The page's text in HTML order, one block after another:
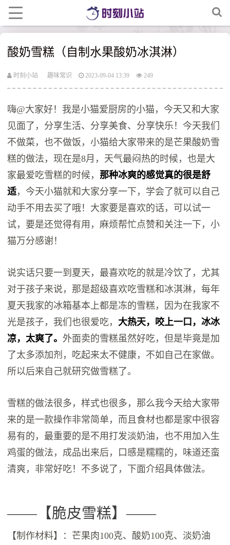
酸奶雪糕（自制水果酸奶冰淇淋）
时刻小站 趣味常识 2023-09-04 13:39 249
嗨@大家好！我是小猫爱厨房的小猫，今天又和大家
见面了，分享生活、分享美食、分享快乐！今天我们
不做菜，也不做饭，小猫给大家带来的是芒果酸奶雪
糕的做法，现在是8月，天气最闷热的时候，也是大
家最爱吃雪糕的时候， 那种冰爽的感觉真的很是舒
适，今天小猫就和大家分享一下，学会了就可以自己
动手不用去买了哦！大家要是喜欢的话，可以试一
试，要是还觉得有用，麻烦帮忙点赞和关注一下，小
猫万分感谢！
说实话只要一到夏天，最喜欢吃的就是冷饮了，尤其
对于孩子来说，那是超级喜欢吃雪糕和冰淇淋，每年
夏天我家的冰箱基本上都是冻的雪糕，因为在我家不
光是孩子，我们也很爱吃， 大热天，咬上一口，冰冰
凉，太爽了。 外面卖的雪糕虽然好吃，但是毕竟是加
了太多添加剂，吃起来太不健康，不如自己在家做。
所以后来自己就研究做雪糕了。
雪糕的做法很多，样式也很多，那么我今天给大家带
来的是一款操作非常简单，而且食材也都是家中很容
易有的，最重要的是不用打发淡奶油，也不用加入生
鸡蛋的做法，成品出来后，口感是糯糯的，味道还蛮
清爽，非常好吃！不多说了，下面介绍具体做法。
——【脆皮雪糕】——
【制作材料】：芒果肉100克、酸奶100克、淡奶油